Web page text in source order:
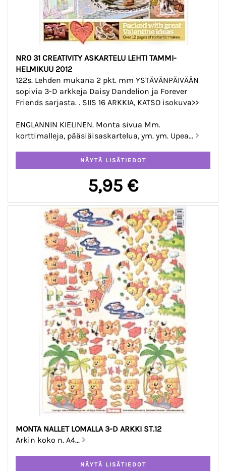
NRO 31 CREATIVITY ASKARTELU LEHTI TAMMI-
HELMIKUU 2012
122s. Lehden mukana 2 pkt. mm YSTÄVÄNPÄIVÄÄN
sopivia 3-D arkkeja Daisy Dandelion ja Forever
Friends sarjasta. . SIIS 16 ARKKIA, KATSO isokuva>>
ENGLANNIN KIELINEN. Monta sivua Mm.
korttimalleja, pääsiäisaskartelua, ym. ym. Upea...
5,95 €
MONTA NALLET LOMALLA 3-D ARKKI ST.12
Arkin koko n. A4...